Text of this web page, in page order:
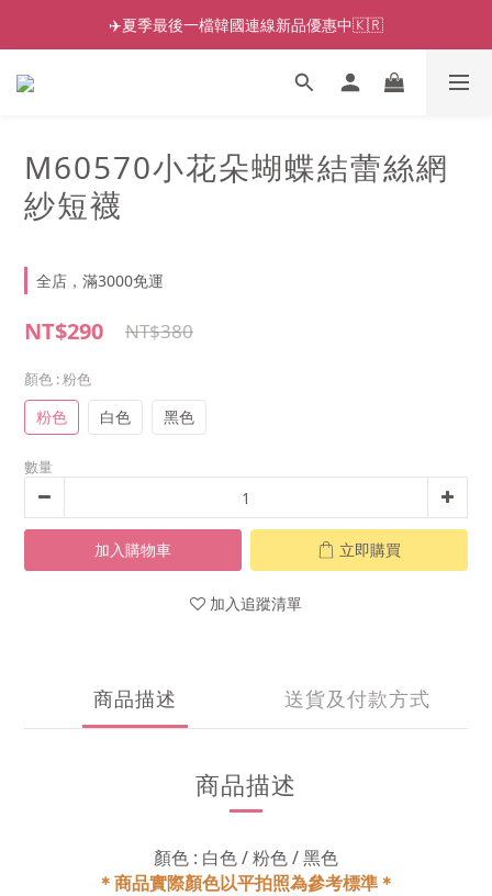
✈️夏季最後一檔韓國連線新品優惠中🇰🇷
M60570小花朵蝴蝶結蕾絲網
紗短襪
全店，滿3000免運
NT$290 NT$380
顏色 : 粉色
粉色 白色 黑色
數量
加入購物車 立即購買
加入追蹤清單
商品描述 送貨及付款方式
商品描述
顏色 : 白色 / 粉色 / 黑色
＊商品實際顏色以平拍照為參考標準＊